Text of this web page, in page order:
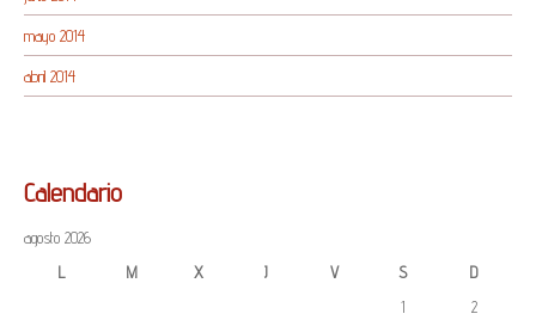
mayo 2014
abril 2014
Calendario
agosto 2026
L
M X J V S
D
1
2